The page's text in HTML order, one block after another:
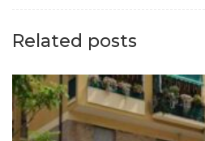
Related posts